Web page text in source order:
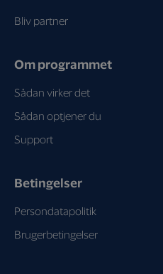
Bliv partner
Om programmet
Sådan virker det
Sådan optjener du
Support
Betingelser
Persondatapolitik
Brugerbetingelser